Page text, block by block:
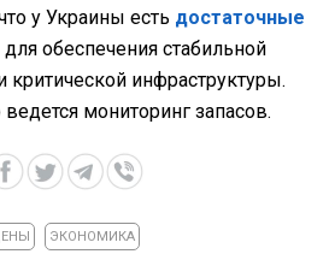
у Украины есть достаточные
для обеспечения стабильной
инфраструктуры.
мониторинг запасов.
ЭКОНОМИКА